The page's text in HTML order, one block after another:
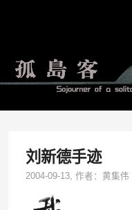
刘新德手迹
2004-09-13, 作者：黄集伟